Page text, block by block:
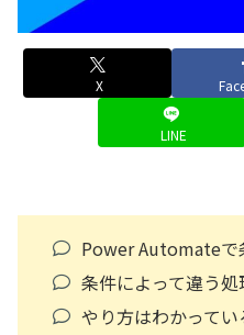
X
LINE
Power Automateで
条件によって違う
やり方はわかって